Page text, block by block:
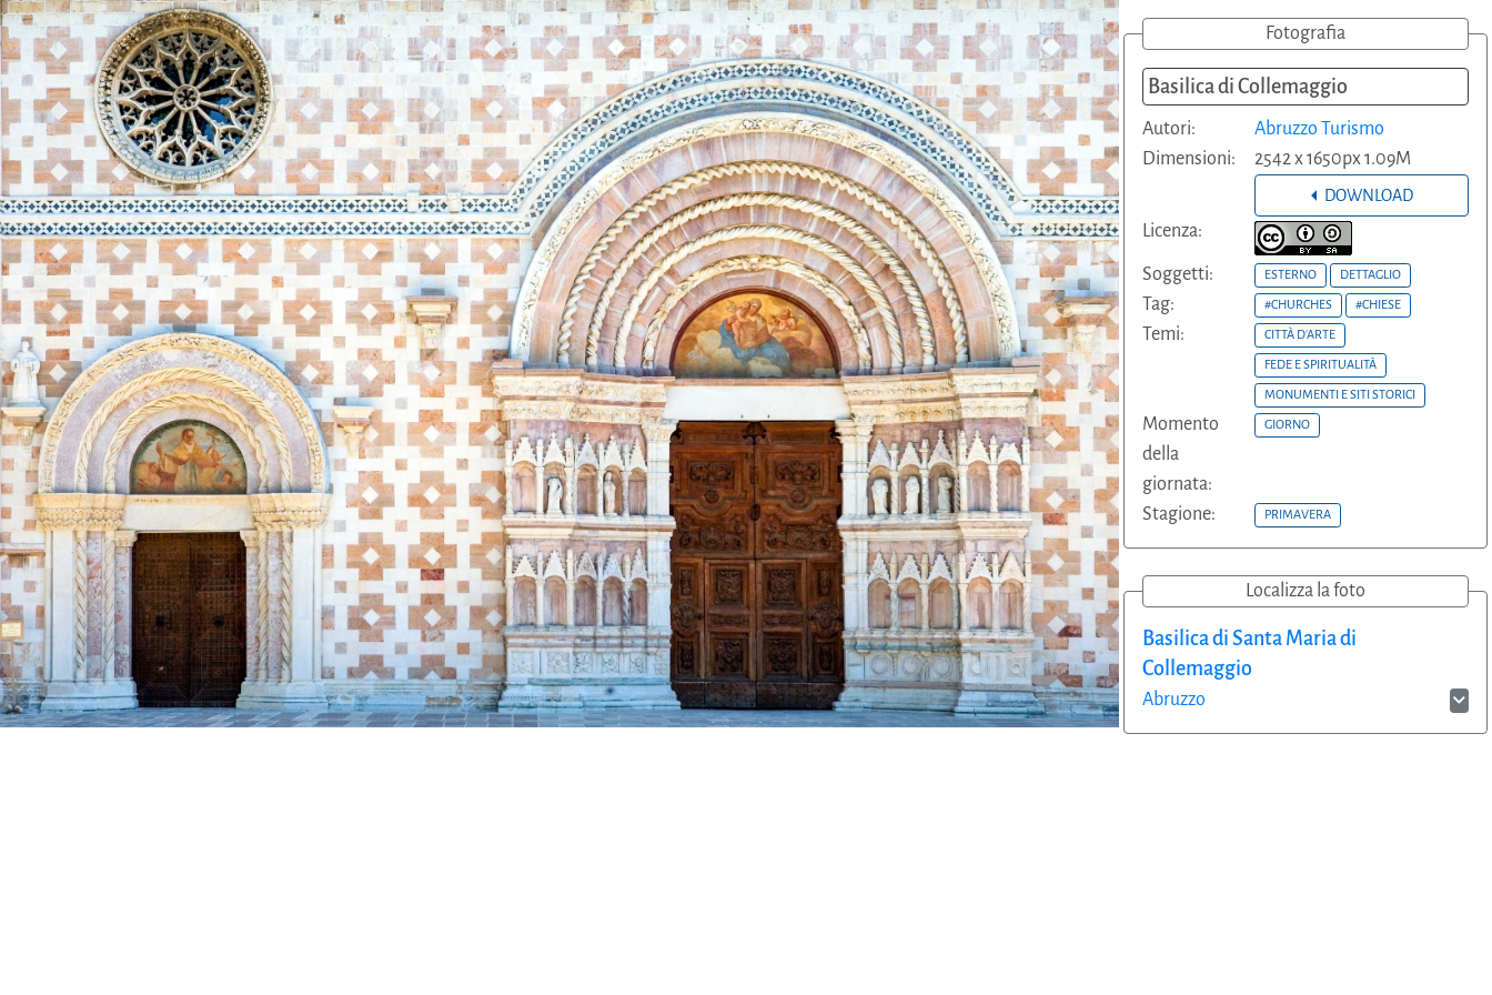
Fotografia
Basilica di Collemaggio
Autori:
Abruzzo Turismo
Dimensioni:
2542 x 1650px 1.09M
DOWNLOAD
Licenza:
Soggetti: ESTERNO DETTAGLIO
Tag: #CHURCHES #CHIESE
Temi: CITTÀ D'ARTE
FEDE E SPIRITUALITÀ
MONUMENTI E SITI STORICI
Momento
della
giornata:
GIORNO
Stagione: PRIMAVERA
Localizza la foto
Basilica di Santa Maria di
Collemaggio
Abruzzo